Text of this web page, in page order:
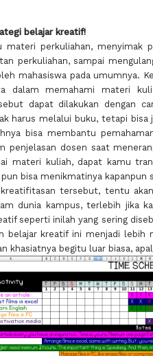
belajar kreatif!
materi perkuliahan, menyimak
perkuliahan, sampai
mahasiswa pada umumnya.
dalam memahami materi
dapat dilakukan dengan
harus melalui buku, tetapi
bisa membantu
penjelasan dosen saat
materi kuliah, dapat kamu
bisa menikmatinya kapanpun
tersebut, tentu
dunia kampus, terlebih jika
seperti inilah yang sering
belajar kreatif ini menjadi lebih
khasiatnya begitu luar biasa,